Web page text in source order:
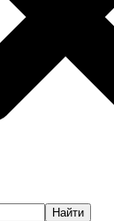
Найти